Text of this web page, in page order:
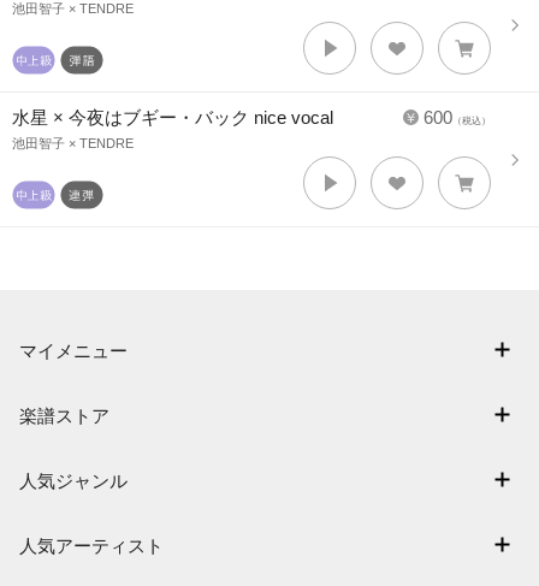
池田智子 × TENDRE
600 （税込）
水星 × 今夜はブギー・バック nice vocal
池田智子 × TENDRE
マイメニュー
退会はこちら
楽譜ストア
難易度別に探す
人気ジャンル
人気アーティスト